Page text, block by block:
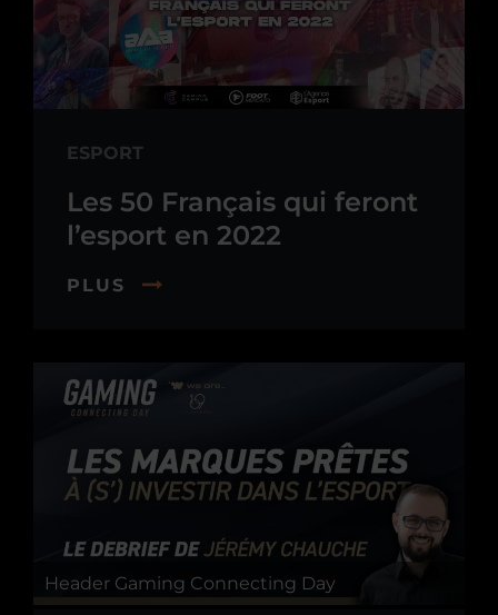
ESPORT
Les 50 Français qui feront
l’esport en 2022
PLUS
Header Gaming Connecting Day